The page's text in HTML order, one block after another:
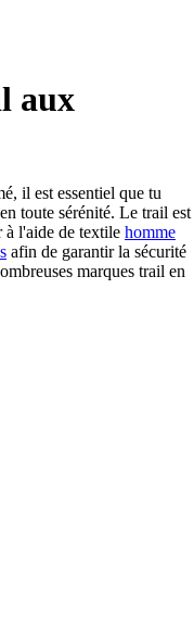
aux
il est essentiel que tu
toute sérénité. Le trail est
à l'aide de textile homme
afin de garantir la sécurité
marques trail en